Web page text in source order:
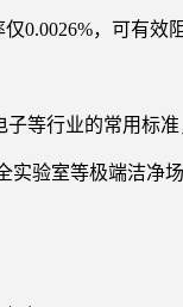
0.0026%，可有效
等行业的常用标准
实验室等极端洁净场